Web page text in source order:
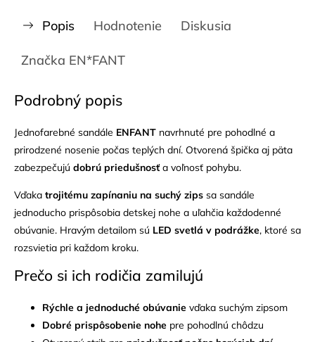
Popis Hodnotenie Diskusia
Značka EN*FANT
Podrobný popis
Jednofarebné sandále ENFANT navrhnuté pre pohodlné a
prirodzené nosenie počas teplých dní. Otvorená špička aj päta
zabezpečujú dobrú priedušnosť a voľnosť pohybu.
Vďaka trojitému zapínaniu na suchý zips sa sandále
jednoducho prispôsobia detskej nohe a uľahčia každodenné
obúvanie. Hravým detailom sú LED svetlá v podrážke, ktoré sa
rozsvietia pri každom kroku.
Prečo si ich rodičia zamilujú
Rýchle a jednoduché obúvanie vďaka suchým zipsom
Dobré prispôsobenie nohe pre pohodlnú chôdzu